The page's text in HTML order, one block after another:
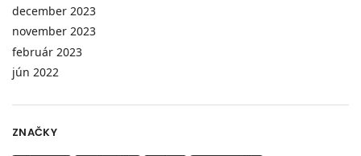
december 2023
november 2023
február 2023
jún 2022
ZNAČKY